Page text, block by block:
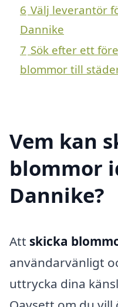
6 Välj leverantör
Dannike
7 Sök efter ett
blommor till
Vem kan
blommor
Dannike?
Att skicka
användarvänligt
uttrycka dina